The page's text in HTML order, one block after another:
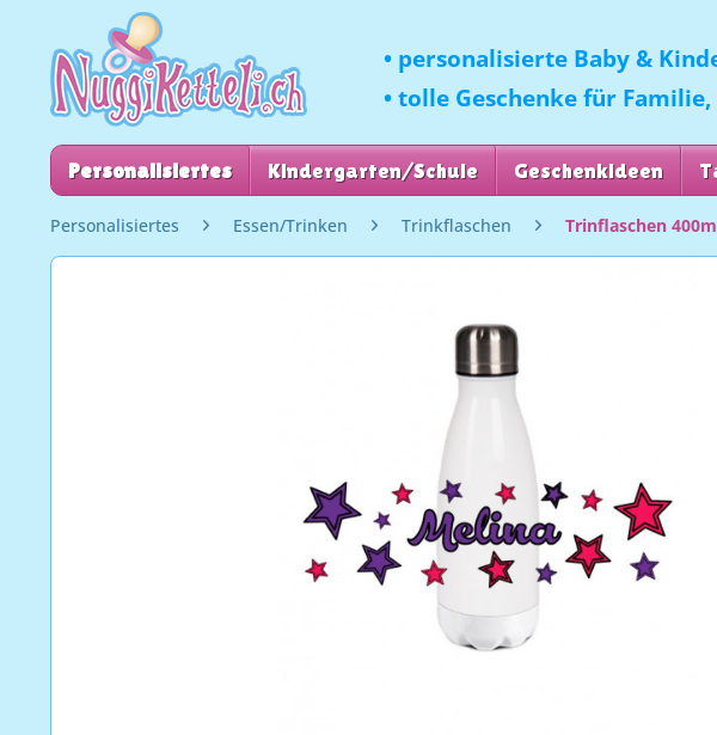
• personalisierte Baby &
• tolle Geschenke für
Personalisiertes Kindergarten/Schule Geschenkideen
Personalisiertes Essen/Trinken Trinkflaschen Trinflaschen